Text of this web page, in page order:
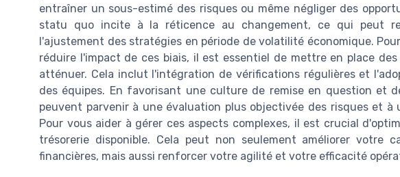
entraîner un sous-estimé des risques ou même négliger des
statu quo incite à la réticence au changement, ce qui peut
l'ajustement des stratégies en période de volatilité économique.
réduire l'impact de ces biais, il est essentiel de mettre en place
atténuer. Cela inclut l'intégration de vérifications régulières et
des équipes. En favorisant une culture de remise en question et
peuvent parvenir à une évaluation plus objectivée des risques et à
Pour vous aider à gérer ces aspects complexes, il est crucial
trésorerie disponible. Cela peut non seulement améliorer votre
financières, mais aussi renforcer votre agilité et votre efficacité